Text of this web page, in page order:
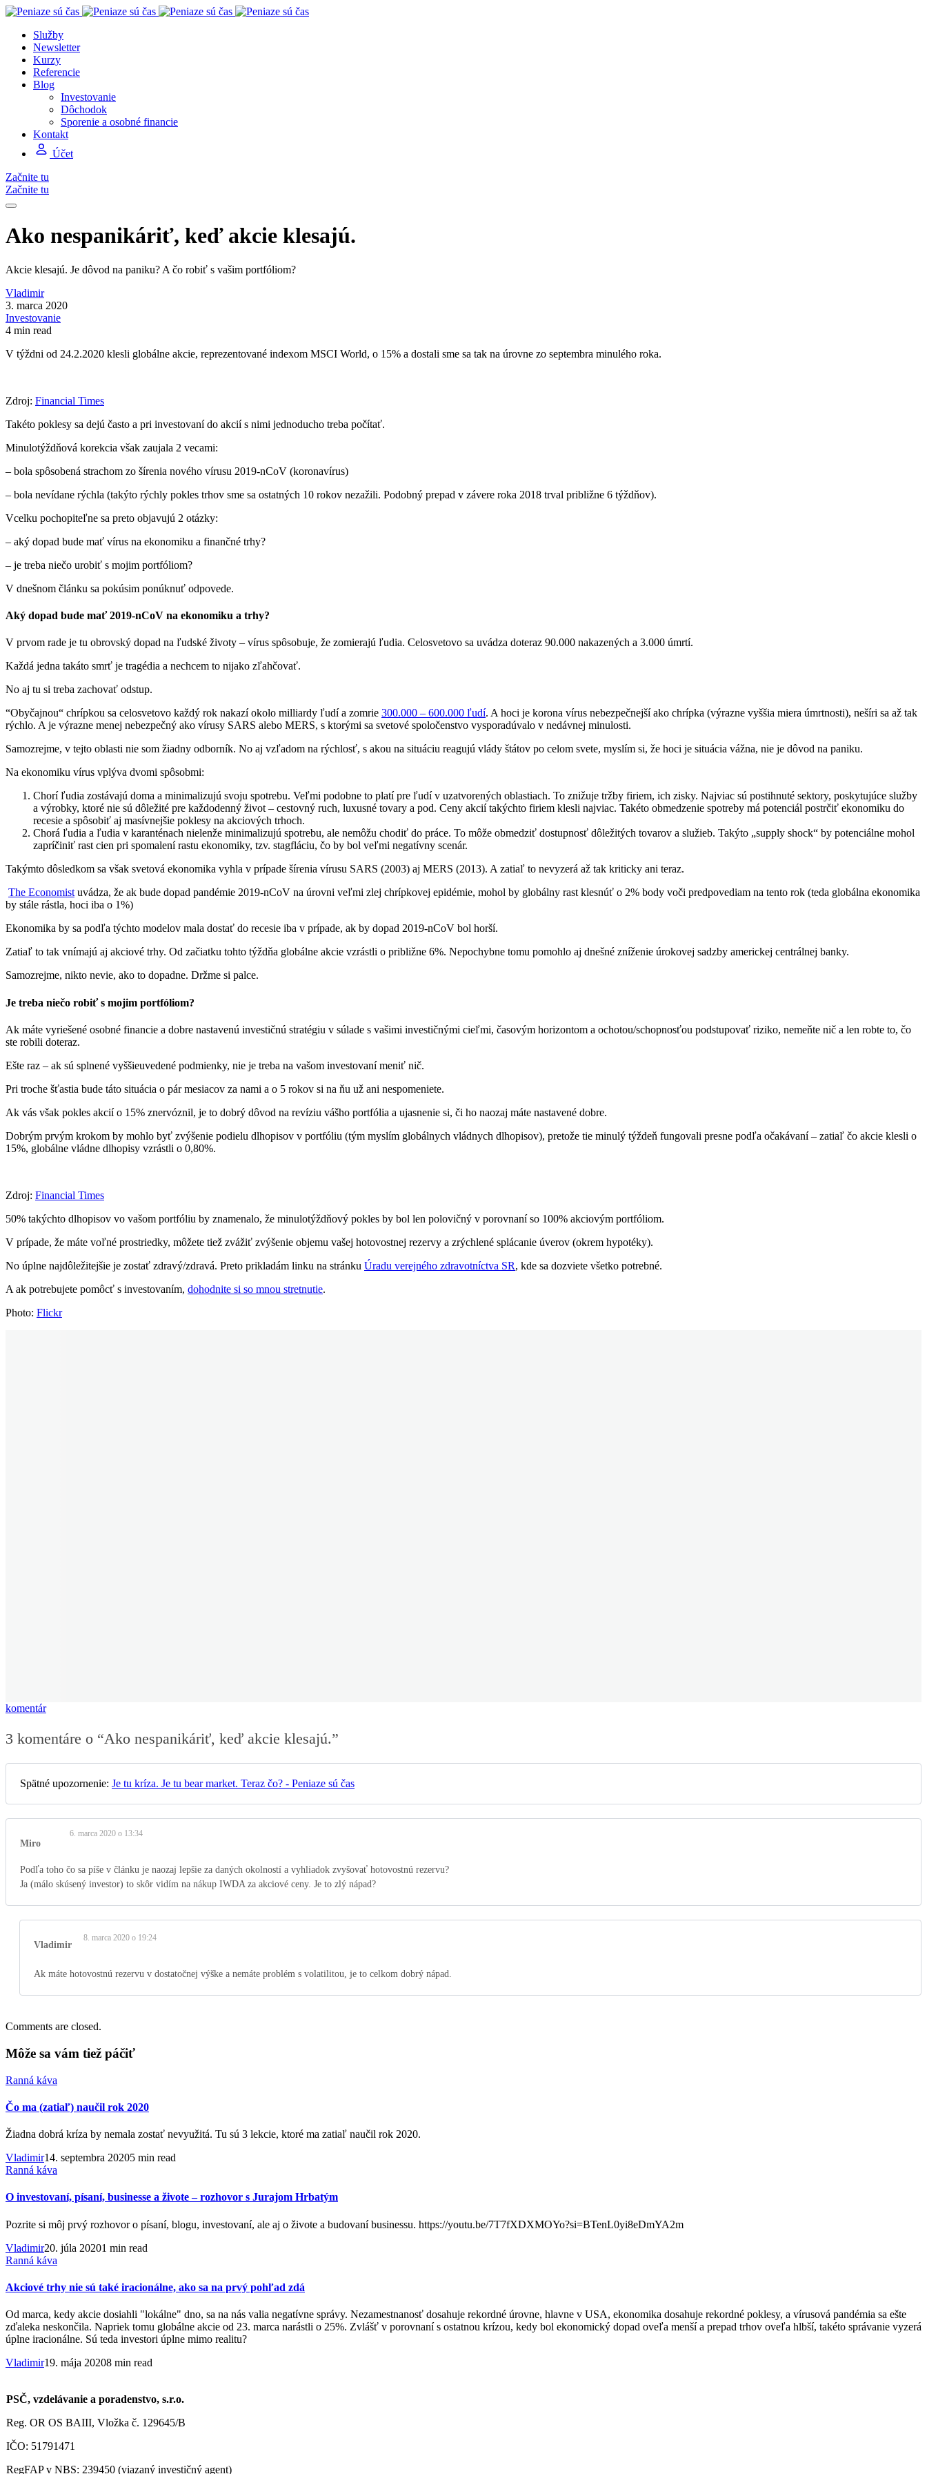
Služby
Newsletter
Kurzy
Referencie
Blog
Investovanie
Dôchodok
Sporenie a osobné financie
Kontakt
Účet
Začnite tu
Začnite tu
Ako nespanikáriť, keď akcie klesajú.
Akcie klesajú. Je dôvod na paniku? A čo robiť s vašim portfóliom?
Vladimir
3. marca 2020
Investovanie
4 min read
​V týždni od 24.2.2020 klesli globálne akcie, reprezentované indexom MSCI World, o 15% a dostali sme sa tak na úrovne zo septembra minulého roka.
Zdroj: Financial Times
Takéto poklesy sa dejú často a pri investovaní do akcií s nimi jednoducho treba počítať.
​Minulotýždňová korekcia však zaujala 2 vecami:
– bola spôsobená strachom zo šírenia nového vírusu 2019-nCoV (koronavírus)
– bola nevídane rýchla (takýto rýchly pokles trhov sme sa ostatných 10 rokov nezažili. Podobný prepad v závere roka 2018 trval približne 6 týždňov).
Vcelku pochopiteľne sa preto objavujú 2 otázky:
– aký dopad bude mať vírus na ekonomiku a finančné trhy?
– je treba niečo urobiť s mojim portfóliom?
V dnešnom článku sa pokúsim ponúknuť odpovede.​
​Aký dopad bude mať 2019-nCoV na ekonomiku a trhy?
​V prvom rade je tu obrovský dopad na ľudské životy – vírus spôsobuje, že zomierajú ľudia. Celosvetovo sa uvádza doteraz 90.000 nakazených a 3.000 úmrtí.
Každá jedna takáto smrť je tragédia a nechcem to nijako zľahčovať.
No aj tu si treba zachovať odstup.
​“Obyčajnou“ chrípkou sa celosvetovo každý rok nakazí okolo milliardy ľudí a zomrie 300.000 – 600.000 ľudí. A hoci je korona vírus nebezpečnejší ako chrípka (výrazne vyššia miera úmrtnosti), nešíri sa až tak
rýchlo. A je výrazne menej nebezpečný ako vírusy SARS alebo MERS, s ktorými sa svetové spoločenstvo vysporadúvalo v nedávnej minulosti.
Samozrejme, v tejto oblasti nie som žiadny odborník. No aj vzľadom na rýchlosť, s akou na situáciu reagujú vlády štátov po celom svete, myslím si, že hoci je situácia vážna, nie je dôvod na paniku.
Na ekonomiku vírus vplýva dvomi spôsobmi:
Chorí ľudia zostávajú doma a minimalizujú svoju spotrebu. Veľmi podobne to platí pre ľudí v uzatvorených oblastiach. To znižuje tržby firiem, ich zisky. Najviac sú postihnuté sektory, poskytujúce služby
a výrobky, ktoré nie sú dôležité pre každodenný život – cestovný ruch, luxusné tovary a pod. Ceny akcií takýchto firiem klesli najviac. Takéto obmedzenie spotreby má potenciál postrčiť ekonomiku do
recesie a spôsobiť aj masívnejšie poklesy na akciových trhoch.
Chorá ľudia a ľudia v karanténach nielenže minimalizujú spotrebu, ale nemôžu chodiť do práce. To môže obmedziť dostupnosť dôležitých tovarov a služieb. Takýto „supply shock“ by potenciálne mohol
zapríčiniť rast cien pri spomalení rastu ekonomiky, tzv. stagfláciu, čo by bol veľmi negatívny scenár.
Takýmto dôsledkom sa však svetová ekonomika vyhla v prípade ​šírenia vírusu SARS (2003) aj MERS (2013). A zatiaľ to nevyzerá až tak kriticky ani teraz.
The Economistuvádza, že ak bude dopad pandémie 2019-nCoV na úrovni veľmi zlej chrípkovej epidémie, mohol by globálny rast klesnúť o 2% body voči predpovediam na tento rok (teda globálna ekonomika
by stále rástla, hoci iba o 1%)
​Ekonomika by sa podľa týchto modelov mala dostať do recesie iba v prípade, ak by dopad 2019-nCoV bol horší.
​Zatiaľ to tak vnímajú aj akciové trhy. Od začiatku tohto týždňa globálne akcie vzrástli o približne 6%. Nepochybne tomu pomohlo aj dnešné zníženie úrokovej sadzby americkej centrálnej banky.
Samozrejme, nikto nevie, ako to dopadne. Držme si palce.
​Je treba niečo robiť s mojim portfóliom?
​Ak máte vyriešené osobné financie a dobre nastavenú investičnú stratégiu v súlade s vašimi investičnými cieľmi, časovým horizontom a ochotou/schopnosťou podstupovať riziko, nemeňte nič a len robte to, čo
ste robili doteraz.
Ešte raz – ak sú splnené vyššieuvedené podmienky, nie je treba na vašom investovaní meniť nič.
Pri troche šťastia bude táto situácia o pár mesiacov za nami a o 5 rokov si na ňu už ani nespomeniete.
Ak vás však pokles akcií o 15% znervóznil, je to dobrý dôvod na revíziu vášho portfólia a ujasnenie si, či ho naozaj máte nastavené dobre.
Dobrým prvým krokom by mohlo byť zvýšenie podielu dlhopisov v portfóliu (tým myslím globálnych vládnych dlhopisov), pretože tie minulý týždeň fungovali presne podľa očakávaní – zatiaľ čo akcie klesli o
15%, globálne vládne dlhopisy vzrástli o 0,80%.
Zdroj: Financial Times
​50% takýchto dlhopisov vo vašom portfóliu by znamenalo, že minulotýždňový pokles by bol len polovičný v porovnaní so 100% akciovým portfóliom.
V prípade, že máte voľné prostriedky, môžete tiež zvážiť zvýšenie objemu vašej hotovostnej rezervy a zrýchlené splácanie úverov (okrem hypotéky).
​No úplne najdôležitejšie je zostať zdravý/zdravá. Preto prikladám linku na stránku Úradu verejného zdravotníctva SR, kde sa dozviete všetko potrebné.
​A ak potrebujete pomôcť s investovaním, dohodnite si so mnou stretnutie.
​Photo: Flickr
komentár
3 komentáre o “Ako nespanikáriť, keď akcie klesajú.”
Spätné upozornenie: Je tu kríza. Je tu bear market. Teraz čo? - Peniaze sú čas
Miro
6. marca 2020 o 13:34
Podľa toho čo sa píše v článku je naozaj lepšie za daných okolností a vyhliadok zvyšovať hotovostnú rezervu?
Ja (málo skúsený investor) to skôr vidím na nákup IWDA za akciové ceny. Je to zlý nápad?
Vladimir
8. marca 2020 o 19:24
Ak máte hotovostnú rezervu v dostatočnej výške a nemáte problém s volatilitou, je to celkom dobrý nápad.
Comments are closed.
Môže sa vám tiež páčiť
Ranná káva
Čo ma (zatiaľ) naučil rok 2020
Žiadna dobrá kríza by nemala zostať nevyužitá. Tu sú 3 lekcie, ktoré ma zatiaľ naučil rok 2020.
Vladimir14. septembra 20205 min read
Ranná káva
O investovaní, písaní, businesse a živote – rozhovor s Jurajom Hrbatým
Pozrite si môj prvý rozhovor o písaní, blogu, investovaní, ale aj o živote a budovaní businessu. https://youtu.be/7T7fXDXMOYo?si=BTenL0yi8eDmYA2m
Vladimir20. júla 20201 min read
Ranná káva
Akciové trhy nie sú také iracionálne, ako sa na prvý pohľad zdá
Od marca, kedy akcie dosiahli "lokálne" dno, sa na nás valia negatívne správy. Nezamestnanosť dosahuje rekordné úrovne, hlavne v USA, ekonomika dosahuje rekordné poklesy, a vírusová pandémia sa ešte
zďaleka neskončila. Napriek tomu globálne akcie od 23. marca narástli o 25%. Zvlášť v porovnaní s ostatnou krízou, kedy bol ekonomický dopad oveľa menší a prepad trhov oveľa hlbší, takéto správanie vyzerá
úplne iracionálne. Sú teda investori úplne mimo realitu?
Vladimir19. mája 20208 min read
PSČ, vzdelávanie a poradenstvo, s.r.o.
Reg. OR OS BAIII, Vložka č. 129645/B
IČO: 51791471
RegFAP v NBS: 239450 (viazaný investičný agent)